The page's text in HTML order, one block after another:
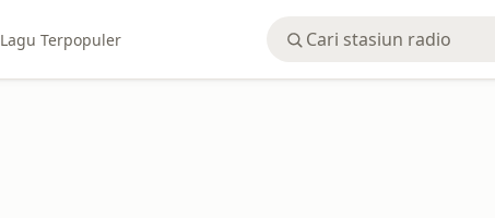
Lagu Terpopuler